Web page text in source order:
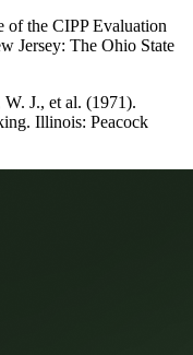
of the CIPP Evaluation
Jersey: The Ohio State
J., et al. (1971).
Illinois: Peacock